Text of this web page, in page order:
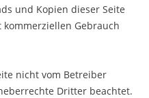
und Kopien dieser Seite
Gebrauch
nicht vom Betreiber
Dritter beachtet.